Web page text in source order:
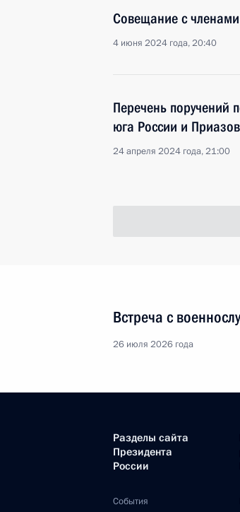
Совещание с членами
4 июня 2024 года, 20:40
Перечень поручений
юга России и
24 апреля 2024 года, 21:00
Встреча с
26 июля 2026 года
Разделы сайта
Президента
России
События